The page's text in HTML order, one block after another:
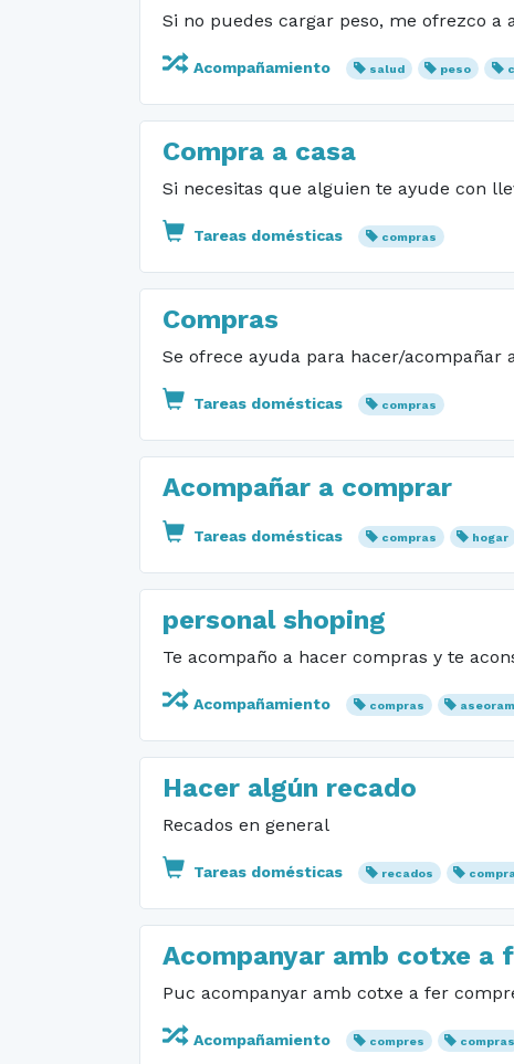
Si no puedes cargar peso, me ofrezco a
Acompañamiento salud peso
Compra a casa
Si necesitas que alguien te ayude con
Tareas domésticas compras
Compras
Se ofrece ayuda para hacer/acompañar
Tareas domésticas compras
Acompañar a comprar
Tareas domésticas compras hogar
personal shoping
Te acompaño a hacer compras y te
Acompañamiento compras
Hacer algún recado
Recados en general
Tareas domésticas recados
Acompanyar amb cotxe a
Puc acompanyar amb cotxe a fer
Acompañamiento compres compras